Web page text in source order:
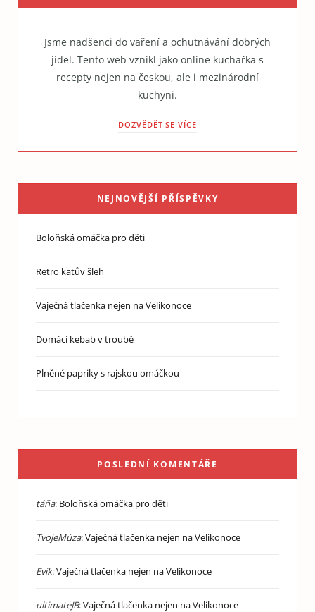
Jsme nadšenci do vaření a ochutnávání dobrých
jídel. Tento web vznikl jako online kuchařka s
recepty nejen na českou, ale i mezinárodní
kuchyni.
DOZVĚDĚT SE VÍCE
NEJNOVĚJŠÍ PŘÍSPĚVKY
Boloňská omáčka pro děti
Retro katův šleh
Vaječná tlačenka nejen na Velikonoce
Domácí kebab v troubě
Plněné papriky s rajskou omáčkou
POSLEDNÍ KOMENTÁŘE
táňa: Boloňská omáčka pro děti
TvojeMúza:Vaječná tlačenka nejen na Velikonoce
Evik:Vaječná tlačenka nejen na Velikonoce
ultimateJB:Vaječná tlačenka nejen na Velikonoce